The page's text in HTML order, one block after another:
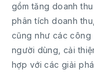
gồm tăng doanh
phân tích doanh
cũng như các công
người dùng, cải
hợp với các giải